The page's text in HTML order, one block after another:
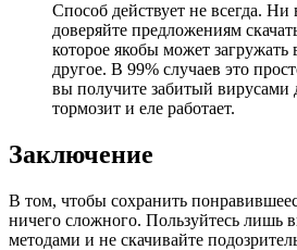
Способ действует не всегда. Ни
доверяйте предложениям
которое якобы может загружать
другое. В 99% случаев это
вы получите забитый вирусами
тормозит и еле работает.
Заключение
В том, чтобы сохранить
ничего сложного. Пользуйтесь
методами и не скачивайте